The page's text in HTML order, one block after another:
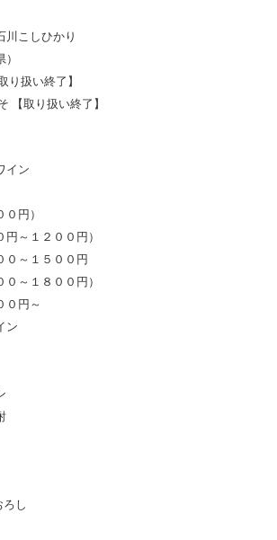
川こしひかり
り扱い終了】
【取り扱い終了】
イン
円）
～１２００円）
０～１５００円
～１８００円）
０円～
ン
し